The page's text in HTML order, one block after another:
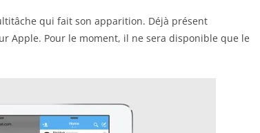
qui fait son apparition. Déjà présent
Apple. Pour le moment, il ne sera disponible que le